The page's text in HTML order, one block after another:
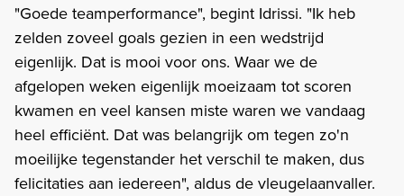
"Goede teamperformance", begint Idrissi. "Ik heb
zelden zoveel goals gezien in een wedstrijd
eigenlijk. Dat is mooi voor ons. Waar we de
afgelopen weken eigenlijk moeizaam tot scoren
kwamen en veel kansen miste waren we vandaag
heel efficiënt. Dat was belangrijk om tegen zo'n
moeilijke tegenstander het verschil te maken, dus
felicitaties aan iedereen", aldus de vleugelaanvaller.